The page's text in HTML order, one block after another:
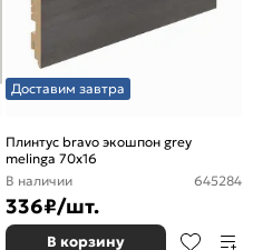
Доставим завтра
Плинтус bravo экошпон grey
melinga 70x16
В наличии
645284
336₽/шт.
В корзину